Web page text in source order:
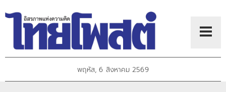
พฤหัส, 6 สิงหาคม 2569